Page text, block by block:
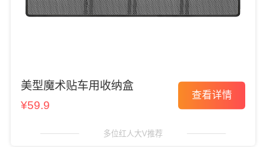
美型魔术贴车用收纳盒
¥59.9
查看详情
多位红人大V推荐